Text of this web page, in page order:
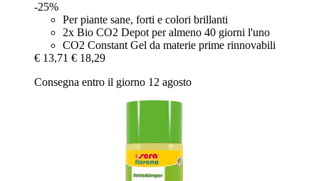
-25%
Per piante sane, forti e colori brillanti
2x Bio CO2 Depot per almeno 40 giorni l'uno
CO2 Constant Gel da materie prime rinnovabili
€ 13,71 € 18,29
Consegna entro il giorno 12 agosto